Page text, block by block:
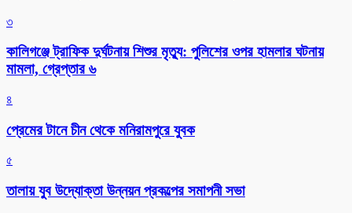
৩
কালিগঞ্জে ট্রাফিক দুর্ঘটনায় শিশুর মৃত্যু: পুলিশের ওপর হামলার ঘটনায়
মামলা, গ্রেপ্তার ৬
৪
প্রেমের টানে চীন থেকে মনিরামপুরে যুবক
৫
তালায় যুব উদ্যোক্তা উন্নয়ন প্রকল্পের সমাপনী সভা